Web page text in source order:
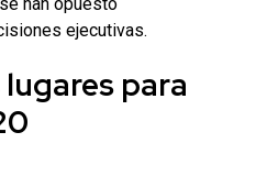
ejecutivas.
para